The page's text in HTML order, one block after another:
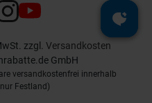
zzgl. Versandkosten
GmbH
versandkostenfrei innerhalb
Festland)